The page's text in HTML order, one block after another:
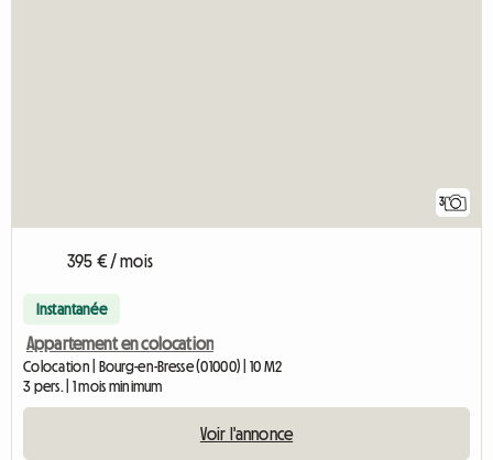
3
395 € / mois
Instantanée
Appartement en colocation
Colocation | Bourg-en-Bresse (01000) | 10 M2
3 pers. | 1 mois minimum
Voir l'annonce